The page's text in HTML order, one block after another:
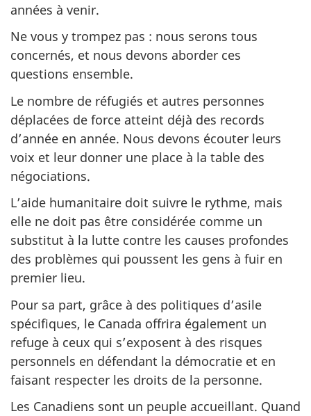
années à venir.
Ne vous y trompez pas : nous serons tous
concernés, et nous devons aborder ces
questions ensemble.
Le nombre de réfugiés et autres personnes
déplacées de force atteint déjà des records
d’année en année. Nous devons écouter leurs
voix et leur donner une place à la table des
négociations.
L’aide humanitaire doit suivre le rythme, mais
elle ne doit pas être considérée comme un
substitut à la lutte contre les causes profondes
des problèmes qui poussent les gens à fuir en
premier lieu.
Pour sa part, grâce à des politiques d’asile
spécifiques, le Canada offrira également un
refuge à ceux qui s’exposent à des risques
personnels en défendant la démocratie et en
faisant respecter les droits de la personne.
Les Canadiens sont un peuple accueillant. Quand